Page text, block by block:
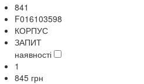
841
F016103598
КОРПУС
ЗАПИТ
наявності
1
845 грн